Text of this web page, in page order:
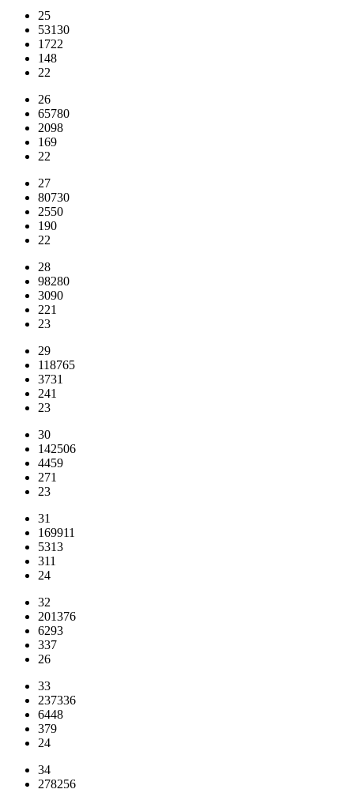
25
53130
1722
148
22
26
65780
2098
169
22
27
80730
2550
190
22
28
98280
3090
221
23
29
118765
3731
241
23
30
142506
4459
271
23
31
169911
5313
311
24
32
201376
6293
337
26
33
237336
6448
379
24
34
278256